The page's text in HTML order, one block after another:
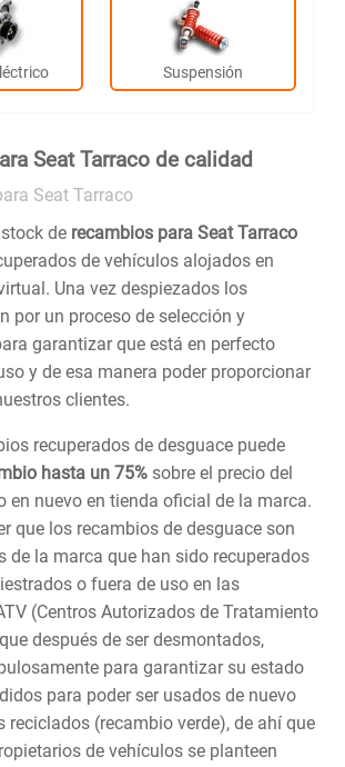
Suspensión
Seat Tarraco de calidad
Seat Tarraco
de recambios para Seat Tarraco
de vehículos alojados en
Una vez despiezados los
por un proceso de selección y
garantizar que está en perfecto
y de esa manera poder proporcionar
clientes.
recuperados de desguace puede
hasta un 75% sobre el precio del
en nuevo en tienda oficial de la marca.
que los recambios de desguace son
de la marca que han sido recuperados
o fuera de uso en las
(Centros Autorizados de Tratamiento
después de ser desmontados,
para garantizar su estado
para poder ser usados de nuevo
reciclados (recambio verde), de ahí que
de vehículos se planteen